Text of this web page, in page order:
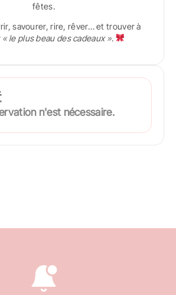
fêtes.
savourer, rire, rêver… et trouver à
« le plus beau des cadeaux ».
n'est nécessaire.